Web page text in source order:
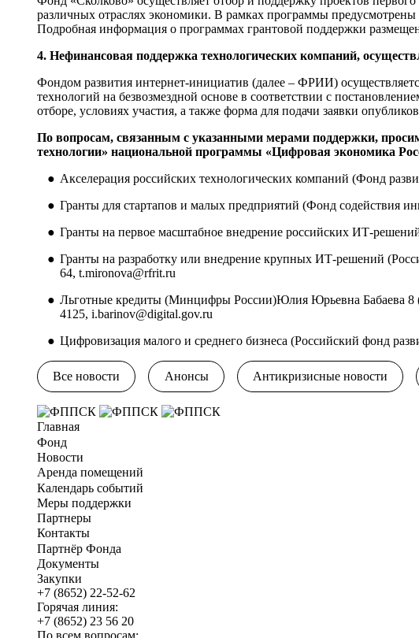
различных отраслях экономики. В рамках программы
Подробная информация о программах грантовой поддержки
4. Нефинансовая поддержка технологических компаний,
Фондом развития интернет-инициатив (далее – ФРИИ)
технологий на безвозмездной основе в соответствии с
отборе, условиях участия, а также форма для подачи заявки
По вопросам, связанным с указанными мерами поддержки,
технологии» национальной программы «Цифровая экономика
Акселерация российских технологических компаний (Фонд
Гранты для стартапов и малых предприятий (Фонд содействия
Гранты на первое масштабное внедрение российских ИТ-
Гранты на разработку или внедрение крупных ИТ-решений
64, t.mironova@rfrit.ru
Льготные кредиты (Минцифры России)Юлия Юрьевна Бабаева 8
4125, i.barinov@digital.gov.ru
Цифровизация малого и среднего бизнеса (Российский фонд
Все новости Анонсы Антикризисные новости
Главная
Фонд
Новости
Аренда помещений
Календарь событий
Меры поддержки
Партнеры
Контакты
Партнёр Фонда
Документы
Закупки
+7 (8652) 22-52-62
Горячая линия:
+7 (8652) 23 56 20